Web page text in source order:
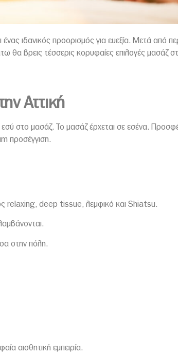
ένας ιδανικός προορισμός για ευεξία. Μετά από
θα βρεις τέσσερις κορυφαίες επιλογές μασάζ
Αττική
στο μασάζ. Το μασάζ έρχεται σε εσένα.
προσέγγιση.
relaxing, deep tissue, λεμφικό και Shiatsu.
στην πόλη.
αισθητική εμπειρία.